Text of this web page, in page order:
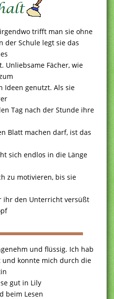
trifft man sie ohne
der Schule legt sie das
Unliebsame Fächer, wie
Ideen genutzt. Als sie
Tag nach der Stunde ihre
Blatt machen darf, ist das
sich endlos in die Länge
zu motivieren, bis sie
ihr den Unterricht versüßt
und flüssig. Ich hab
konnte mich durch die
gut in Lily
beim Lesen